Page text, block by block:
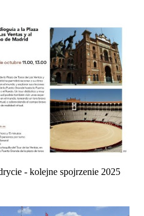
- kolejne spojrzenie 2025